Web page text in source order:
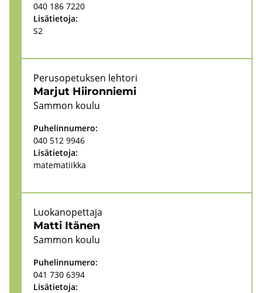
040 186 7220
Li­sä­tie­to­ja:
S2
Mar­jut Hii­ron­nie­mi
Pe­rus­o­pe­tuk­sen leh­to­ri
Sam­mon koulu
Pu­he­lin­nu­me­ro:
040 512 9946
Li­sä­tie­to­ja:
ma­te­ma­tiik­ka
Matti Itä­nen
Luo­kan­opet­ta­ja
Sam­mon koulu
Pu­he­lin­nu­me­ro:
041 730 6394
Li­sä­tie­to­ja: